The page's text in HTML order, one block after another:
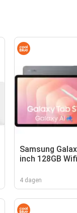
Samsung
inch 128GB
4 dagen